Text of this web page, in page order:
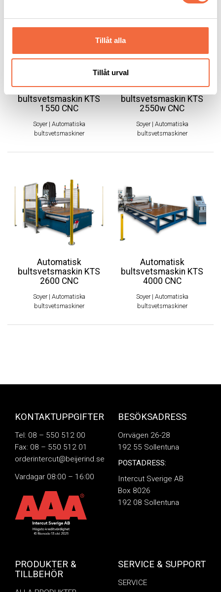
Tillåt alla
Tillåt urval
Automatisk
bultsvetsmaskin KTS
1550 CNC
Soyer| Automatiska
bultsvetsmaskiner
Automatisk
bultsvetsmaskin KTS
2550w CNC
Soyer| Automatiska
bultsvetsmaskiner
Automatisk
bultsvetsmaskin KTS
2600 CNC
Soyer| Automatiska
bultsvetsmaskiner
Automatisk
bultsvetsmaskin KTS
4000 CNC
Soyer| Automatiska
bultsvetsmaskiner
KONTAKTUPPGIFTER
Tel: 08 – 550 512 00
Fax: 08 – 550 512 01
orderintercut@beijerind.se
Vardagar 08:00 – 16:00
BESÖKSADRESS
Orrvägen 26-28
192 55 Sollentuna
POSTADRESS:
Intercut Sverige AB
Box 8026
192 08 Sollentuna
PRODUKTER &
TILLBEHÖR
SERVICE & SUPPORT
SERVICE